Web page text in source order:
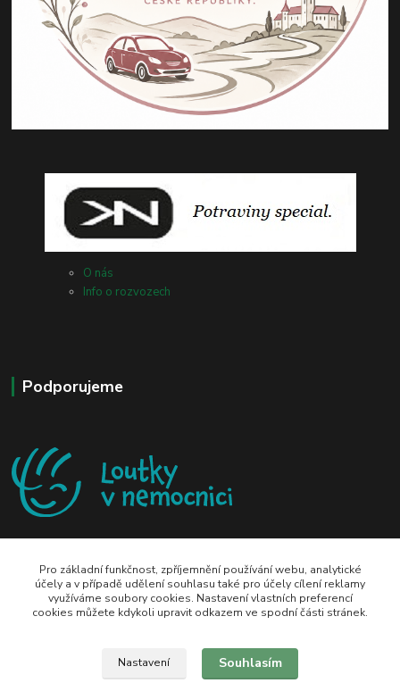
O nás
Info o rozvozech
Podporujeme
zeli-kn@seznam.cz
Pro základní funkčnost, zpříjemnění používání webu, analytické
účely a v případě udělení souhlasu také pro účely cílení reklamy
využíváme soubory cookies. Nastavení vlastních preferencí
cookies můžete kdykoli upravit odkazem ve spodní části stránek.
Nastavení Souhlasím